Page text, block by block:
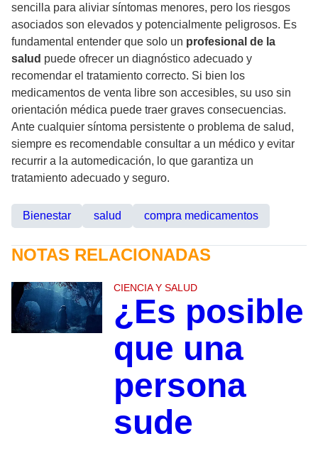
sencilla para aliviar síntomas menores, pero los riesgos
asociados son elevados y potencialmente peligrosos. Es
fundamental entender que solo un profesional de la
salud puede ofrecer un diagnóstico adecuado y
recomendar el tratamiento correcto. Si bien los
medicamentos de venta libre son accesibles, su uso sin
orientación médica puede traer graves consecuencias.
Ante cualquier síntoma persistente o problema de salud,
siempre es recomendable consultar a un médico y evitar
recurrir a la automedicación, lo que garantiza un
tratamiento adecuado y seguro.
Bienestar salud compra medicamentos
NOTAS RELACIONADAS
CIENCIA Y SALUD
¿Es posible
que una
persona
sude